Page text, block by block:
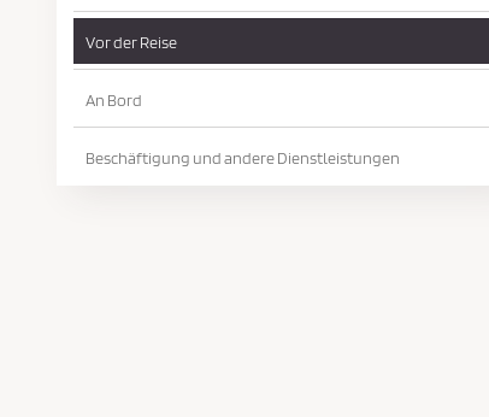
Vor der Reise
An Bord
Beschäftigung und andere Dienstleistungen